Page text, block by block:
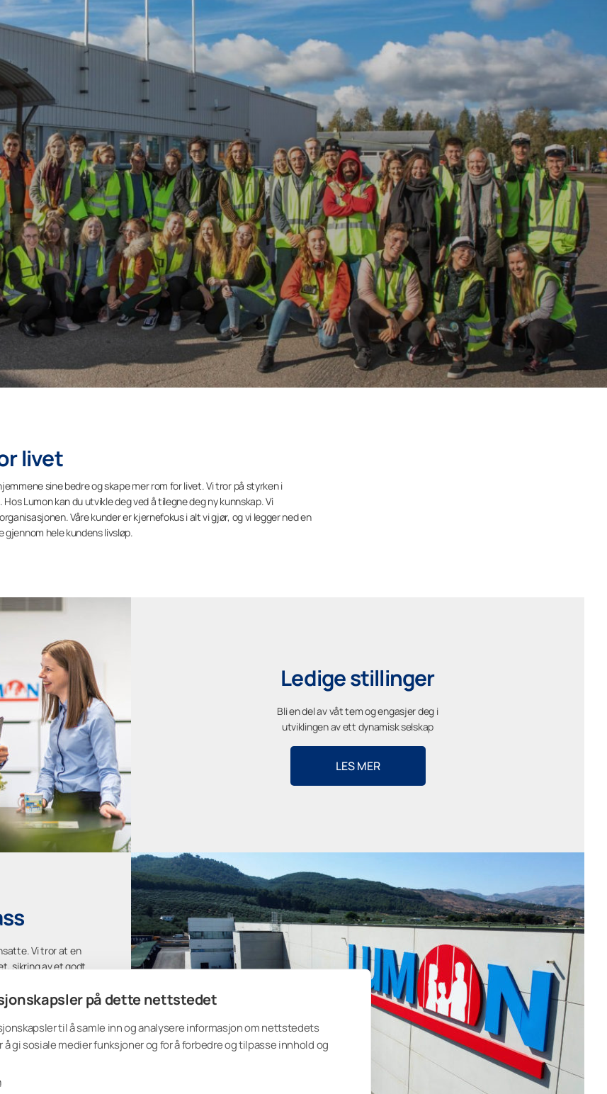
på dette nettstedet
til å samle inn og analysere informasjon om nettstedets
å gi sosiale medier funksjoner og for å forbedre og tilpasse innhold og
livet
sine bedre og skape mer rom for livet. Vi tror på styrken i
Lumon kan du utvikle deg ved å tilegne deg ny kunnskap. Vi
Våre kunder er kjernefokus i alt vi gjør, og vi legger ned en
gjennom hele kundens livsløp.
Ledige stillinger
Bli en del av våt tem og engasjer deg i
utviklingen av ett dynamisk selskap
LES MER
Vi tror at en
sikring av et godt
arbeidsliv som